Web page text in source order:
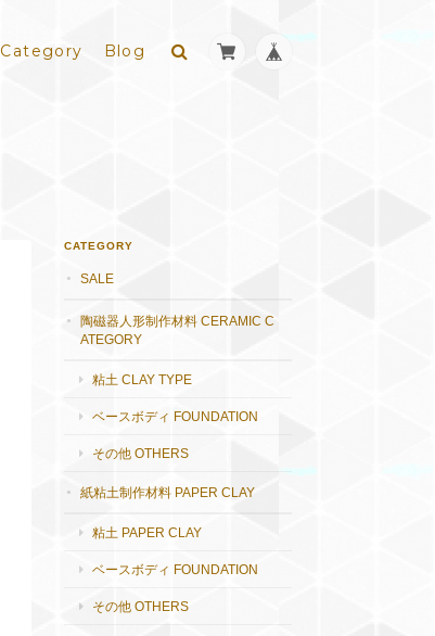
Category Blog
CATEGORY
SALE
陶磁器人形制作材料 CERAMIC C
ATEGORY
粘土 CLAY TYPE
ベースボディ FOUNDATION
その他 OTHERS
紙粘土制作材料 PAPER CLAY
粘土 PAPER CLAY
ベースボディ FOUNDATION
その他 OTHERS